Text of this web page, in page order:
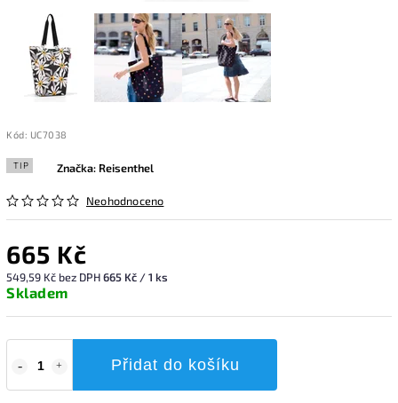
Kód: UC7038
TIP
Neohodnoceno
Značka: Reisenthel
665 Kč
549,59 Kč bez DPH665 Kč / 1 ks
Skladem
Přidat do košíku